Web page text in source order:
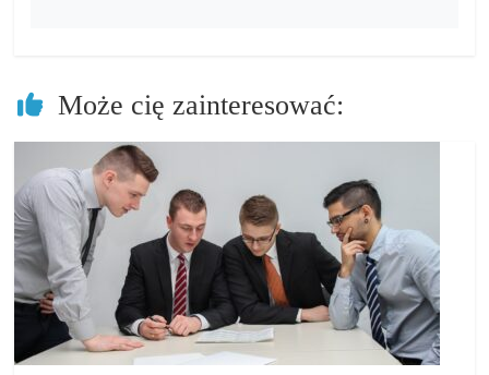
Może cię zainteresować: